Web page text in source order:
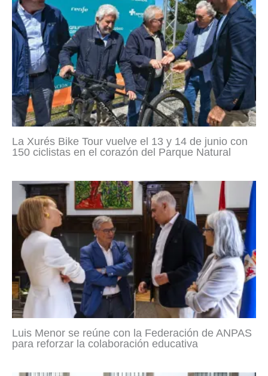
La Xurés Bike Tour vuelve el 13 y 14 de junio con
150 ciclistas en el corazón del Parque Natural
Luis Menor se reúne con la Federación de ANPAS
para reforzar la colaboración educativa